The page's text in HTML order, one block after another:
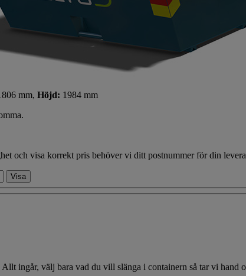
mm, Höjd: 1984 mm
och visa korrekt pris behöver vi ditt postnummer för din
ingår, välj bara vad du vill slänga i containern så tar vi hand